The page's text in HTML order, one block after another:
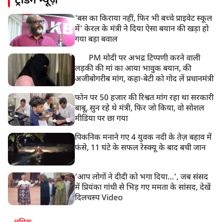
'बस का किराया नहीं, फिर भी बच्चे प्राइवेट स्कूल
में' केरल के मंत्री ने दिया ऐसा बयान की खड़ा हो
गया बड़ा बवाल
PM मोदी पर अभद्र टिप्पणी करने वाली
लड़की की मां का आया भावुक बयान, की
अजीबोगरीब मांग, कहा-बेटी को गोद लें प्रधानमंत्री
फोन पर 50 हजार की रिश्वत मांग रहा था सरकारी
बाबू, सुन रहे थे मंत्री, फिर जो किया, वो सोशल
मीडिया पर छा गया
पिकनिक मनाने गए 4 युवक नदी के तेज़ बहाव में
फंसे, 11 घंटे के सफल रेस्क्यू के बाद बची जान
‘आप लोगों ने दीदी को भगा दिया…’, जब संसद
में प्रियंका गांधी से भिड़ गए ममता के सांसद, देखें
दिलचस्प Video